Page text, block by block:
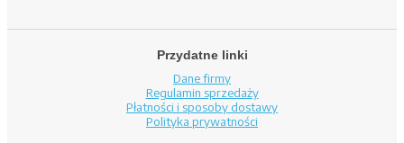
Przydatne linki
Dane firmy
Regulamin sprzedaży
Płatności i sposoby dostawy
Polityka prywatności